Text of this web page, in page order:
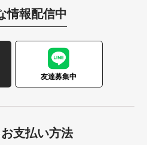
情報配信中
友達募集中
支払い方法